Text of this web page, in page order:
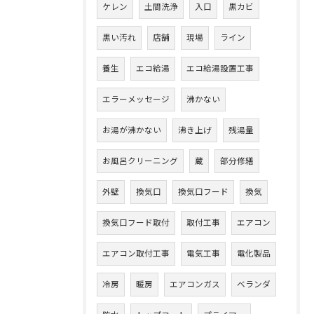
ケレン 土間洗浄 入口 黒カビ
黒い汚れ 店舗 現場 ライン
養生 エコ給湯 エコ給湯設置工事
エラーメッセージ 沸かない
お湯が沸かない 沸き上げ 残湯量
お風呂クリーニング 蔵 部分修繕
外壁 換気口 換気口フード 換気
換気口フード取付 取付工事 エアコン
エアコン取付工事 電気工事 電化製品
冷房 暖房 エアコンガス ベランダ